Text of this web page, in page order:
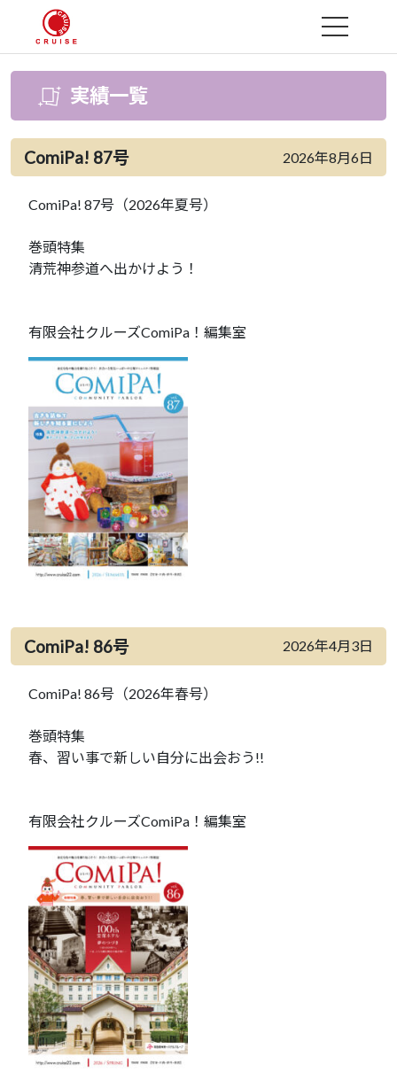
MENU
実績一覧
ComiPa! 87号 2026年8月6日
ComiPa! 87号（2026年夏号）
巻頭特集
清荒神参道へ出かけよう！
有限会社クルーズComiPa！編集室
ComiPa! 86号 2026年4月3日
ComiPa! 86号（2026年春号）
巻頭特集
春、習い事で新しい自分に出会おう!!
有限会社クルーズComiPa！編集室